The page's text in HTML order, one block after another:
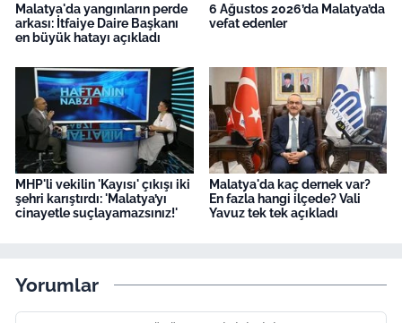
Malatya'da yangınların perde
arkası: İtfaiye Daire Başkanı
en büyük hatayı açıkladı
6 Ağustos 2026’da Malatya’da
vefat edenler
MHP'li vekilin 'Kayısı' çıkışı iki
şehri karıştırdı: 'Malatya’yı
cinayetle suçlayamazsınız!'
Malatya'da kaç dernek var?
En fazla hangi ilçede? Vali
Yavuz tek tek açıkladı
Yorumlar